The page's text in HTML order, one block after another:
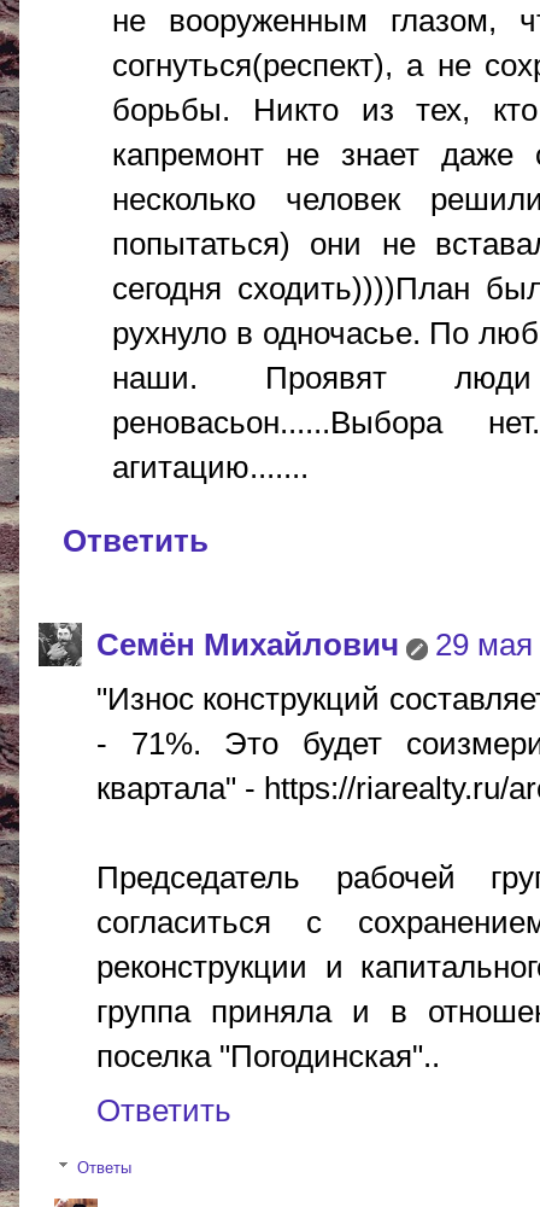
не вооруженным глазом,
согнуться(респект), а не
борьбы. Никто из тех,
капремонт не знает даже
несколько человек
попытаться) они не
сегодня сходить))))План
рухнуло в одночасье. По
наши. Проявят люди
реновасьон......Выбора
агитацию.......
Ответить
Cемён Михайлович
29 мая
"Износ конструкций
- 71%. Это будет
квартала" - https://riarealty.ru/
Председатель рабочей
согласиться с
реконструкции и
группа приняла и в
поселка "Погодинская"..
Ответить
Ответы